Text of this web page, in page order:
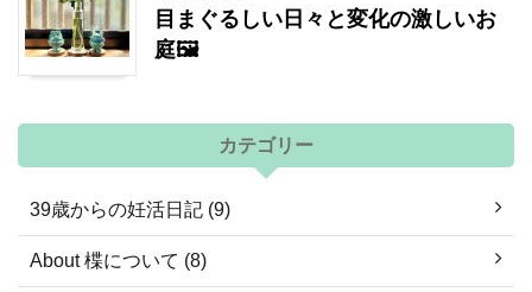
目まぐるしい日々と変化の激しいお
庭🖼
カテゴリー
39歳からの妊活日記 (9)
About 楪について (8)